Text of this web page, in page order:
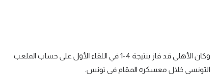
منتخب مصر
سعودي في الجول
وكان الأهلي قد فاز بنتيجة 4-1 في اللقاء الأول على حساب الملعب
التونسي خلال معسكره المقام في تونس.